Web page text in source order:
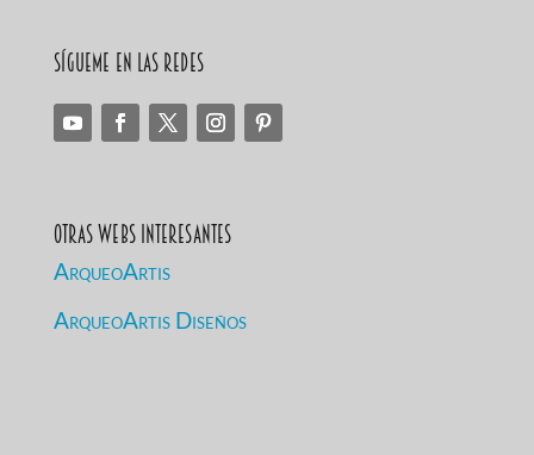
Sígueme en las redes
Otras Webs Interesantes
ArqueoArtis
ArqueoArtis Diseños